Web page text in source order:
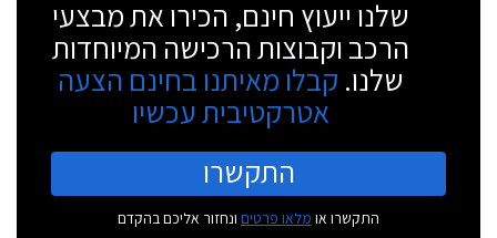
שלנו ייעוץ חינם, הכירו את מבצעי
הרכב וקבוצות הרכישה המיוחדות
שלנו. קבלו מאיתנו בחינם הצעה
אטרקטיבית עכשיו
התקשרו
התקשרו או מלאו פרטים ונחזור אליכם בהקדם